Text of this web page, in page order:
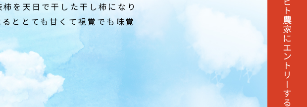
を天日で干した干し柿になり
ととても甘くて視覚でも味覚
エントリーする